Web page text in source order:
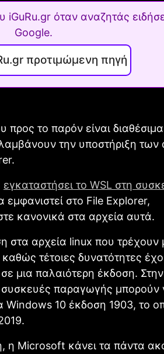
iGuRu.gr όταν αναζητάς
Google.
προτιμώμενη πηγή
το παρόν είναι
την υποστήριξη των
εγκαταστήσει το WSL στη
στο File Explorer,
κανονικά στα αρχεία αυτά.
στα αρχεία linux που τρέχουν
τέτοιες δυνατότητες
μια παλαιότερη έκδοση. Στην
συσκευές παραγωγής μπορούν
Windows 10 έκδοση 1903, το
η Microsoft κάνει τα πάντα